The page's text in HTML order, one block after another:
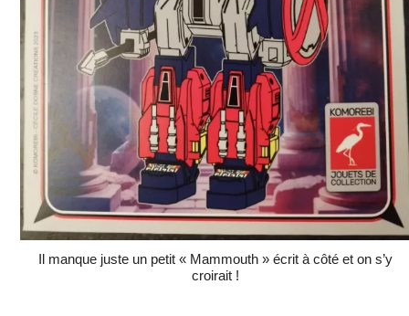
Il manque juste un petit « Mammouth » écrit à côté et on s’y
croirait !